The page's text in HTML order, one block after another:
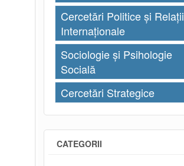
Cercetări Politice și Relații
Internaționale
Sociologie și Psihologie
Socială
Cercetări Strategice
CATEGORII